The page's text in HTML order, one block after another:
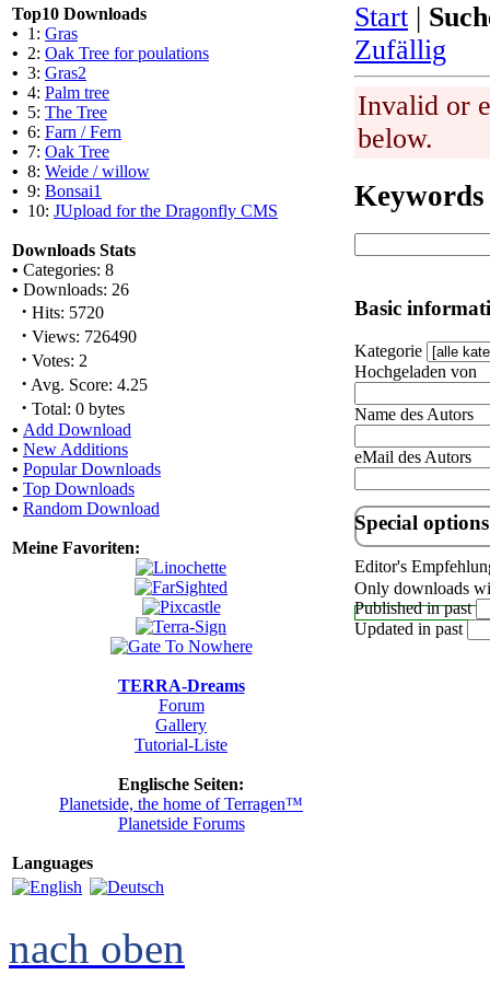
Top10 Downloads
• 1: Gras
• 2: Oak Tree for poulations
• 3: Gras2
• 4: Palm tree
• 5: The Tree
• 6: Farn / Fern
• 7: Oak Tree
• 8: Weide / willow
• 9: Bonsai1
• 10: JUpload for the Dragonfly CMS
Downloads Stats
• Categories: 8
• Downloads: 26
· Hits: 5720
· Views: 726490
· Votes: 2
· Avg. Score: 4.25
· Total: 0 bytes
• Add Download
• New Additions
• Popular Downloads
• Top Downloads
• Random Download
Meine Favoriten:
TERRA-Dreams
Forum
Gallery
Tutorial-Liste
Englische Seiten:
Planetside, the home of Terragen™
Planetside Forums
Languages
Start |
Zufällig
Invalid or
below.
Keywords
Basic
Kategorie
Hochgeladen von
Name des Autors
eMail des Autors
Special options
Editor's
Only downloads
Published in past
Updated in past
nach oben